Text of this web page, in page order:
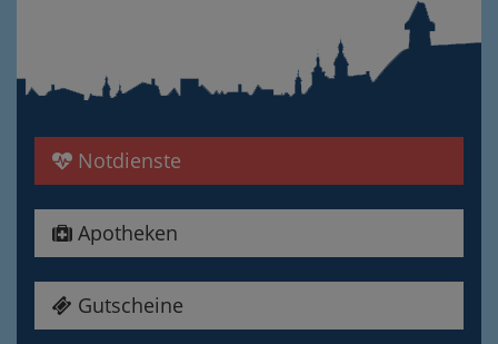
Notdienste
Apotheken
Gutscheine